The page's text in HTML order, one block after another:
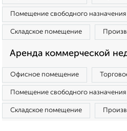
Помещение свободного назначения
Складское помещение
Аренда коммерческой
Офисное помещение
Помещение свободного назначения
Складское помещение